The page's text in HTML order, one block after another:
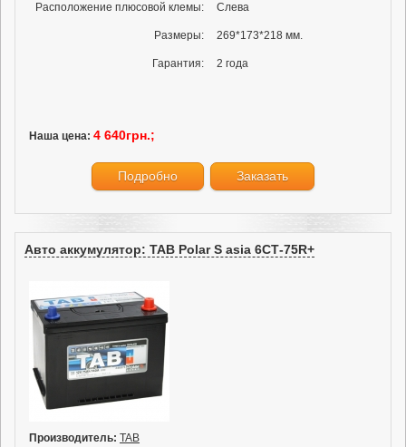
Расположение плюсовой клемы: Слева
Размеры: 269*173*218 мм.
Гарантия: 2 года
Наша цена: 4 640грн.;
Подробно Заказать
Авто аккумулятор: TAB Polar S asia 6СТ-75R+
Производитель: TAB